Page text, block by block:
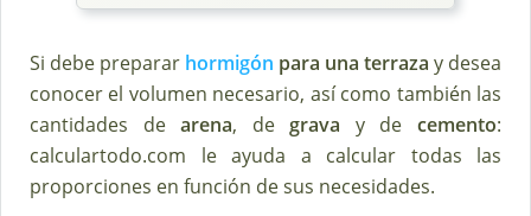
Si debe preparar hormigón para una terraza y desea
conocer el volumen necesario, así como también las
cantidades dearena, degrava y decemento:
calculartodo.com le ayuda a calcular todas las
proporciones en función de sus necesidades.